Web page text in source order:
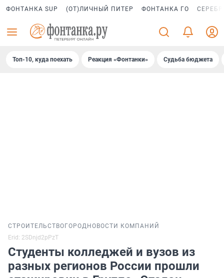
ФОНТАНКА SUP (ОТ)ЛИЧНЫЙ ПИТЕР ФОНТАНКА ГО
Топ-10, куда поехать Реакция «Фонтанки» Судьба бюджета
СТРОИТЕЛЬСТВО ГОРОД НОВОСТИ КОМПАНИЙ
Erid: 2SDnjd2pPzT
Студенты колледжей и вузов из
разных регионов России прошли